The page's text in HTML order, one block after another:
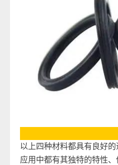
以上四种材料都具有良好
应用中都有其独特的特性、